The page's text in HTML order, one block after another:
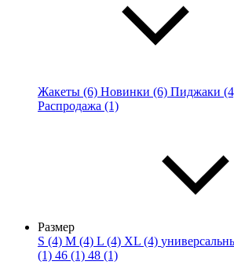
Жакеты (6) Новинки (6) Пиджаки
Распродажа (1)
Размер
S (4) M (4) L (4) XL (4)
(1) 46 (1) 48 (1)